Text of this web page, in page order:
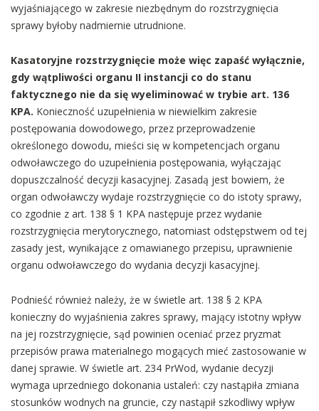
wyjaśniającego w zakresie niezbędnym do rozstrzygnięcia
sprawy byłoby nadmiernie utrudnione.
Kasatoryjne rozstrzygnięcie może więc zapaść wyłącznie,
gdy wątpliwości organu II instancji co do stanu
faktycznego nie da się wyeliminować w trybie art. 136
KPA. Konieczność uzupełnienia w niewielkim zakresie
postępowania dowodowego, przez przeprowadzenie
określonego dowodu, mieści się w kompetencjach organu
odwoławczego do uzupełnienia postępowania, wyłączając
dopuszczalność decyzji kasacyjnej. Zasadą jest bowiem, że
organ odwoławczy wydaje rozstrzygnięcie co do istoty sprawy,
co zgodnie z art. 138 § 1 KPA następuje przez wydanie
rozstrzygnięcia merytorycznego, natomiast odstępstwem od tej
zasady jest, wynikające z omawianego przepisu, uprawnienie
organu odwoławczego do wydania decyzji kasacyjnej.
Podnieść również należy, że w świetle art. 138 § 2 KPA
konieczny do wyjaśnienia zakres sprawy, mający istotny wpływ
na jej rozstrzygnięcie, sąd powinien oceniać przez pryzmat
przepisów prawa materialnego mogących mieć zastosowanie w
danej sprawie. W świetle art. 234 PrWod, wydanie decyzji
wymaga uprzedniego dokonania ustaleń: czy nastąpiła zmiana
stosunków wodnych na gruncie, czy nastąpił szkodliwy wpływ